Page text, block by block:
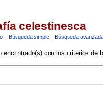
celestinesca
| Búsqueda simple| Búsqueda avanzada
encontrado(s) con los criterios de